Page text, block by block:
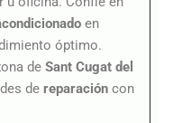
en
óptimo.
de Sant Cugat del
de reparación con